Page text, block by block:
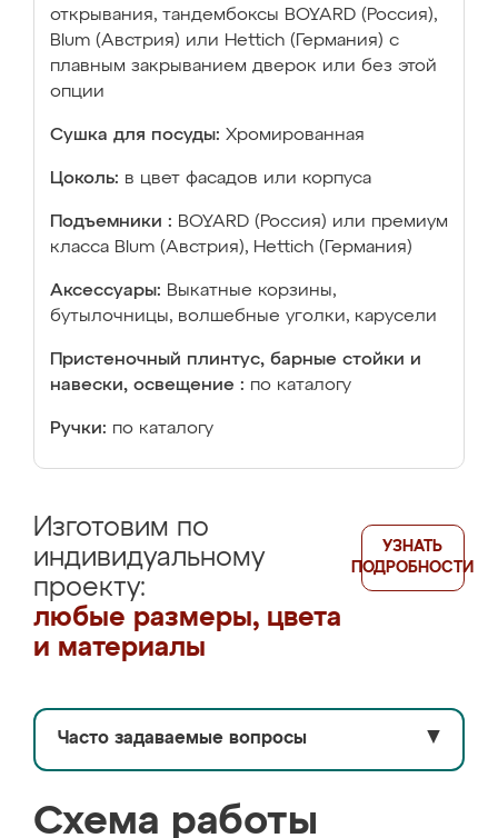
открывания, тандембоксы BOYARD (Россия),
Blum (Австрия) или Hettich (Германия) с
плавным закрыванием дверок или без этой
опции
Сушка для посуды: Хромированная
Цоколь: в цвет фасадов или корпуса
Подъемники : BOYARD (Россия) или премиум
класса Blum (Австрия), Hettich (Германия)
Аксессуары: Выкатные корзины,
бутылочницы, волшебные уголки, карусели
Пристеночный плинтус, барные стойки и
навески, освещение : по каталогу
Ручки: по каталогу
Изготовим по
индивидуальному
проекту:
любые размеры, цвета
и материалы
УЗНАТЬ
ПОДРОБНОСТИ
Часто задаваемые вопросы ▼
Схема работы